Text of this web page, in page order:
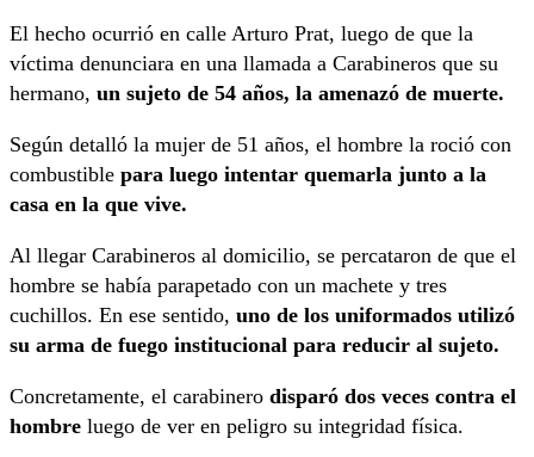
El hecho ocurrió en calle Arturo Prat, luego de que la
víctima denunciara en una llamada a Carabineros que su
hermano, un sujeto de 54 años, la amenazó de muerte.
Según detalló la mujer de 51 años, el hombre la roció con
combustible para luego intentar quemarla junto a la
casa en la que vive.
Al llegar Carabineros al domicilio, se percataron de que el
hombre se había parapetado con un machete y tres
cuchillos. En ese sentido, uno de los uniformados utilizó
su arma de fuego institucional para reducir al sujeto.
Concretamente, el carabinero disparó dos veces contra el
hombre luego de ver en peligro su integridad física.